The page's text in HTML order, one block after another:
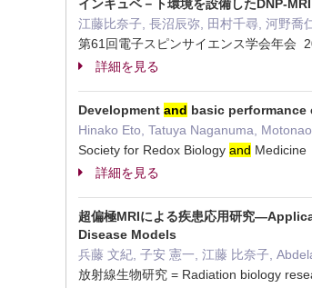
インキュベ－ト環境を設備したDNP-
江藤比奈子, 長沼辰弥, 田村千尋, 河野喬
第61回電子スピンサイエンス学会年会
詳細を見る
Development and basic performance
Hinako Eto, Tatuya Naganuma,
Society for Redox Biology and Medicine
詳細を見る
超偏極MRIによる疾患応用研究
Disease Models
兵藤 文紀, 子安 憲一, 江藤 比奈子,
放射線生物研究 = Radiation biology